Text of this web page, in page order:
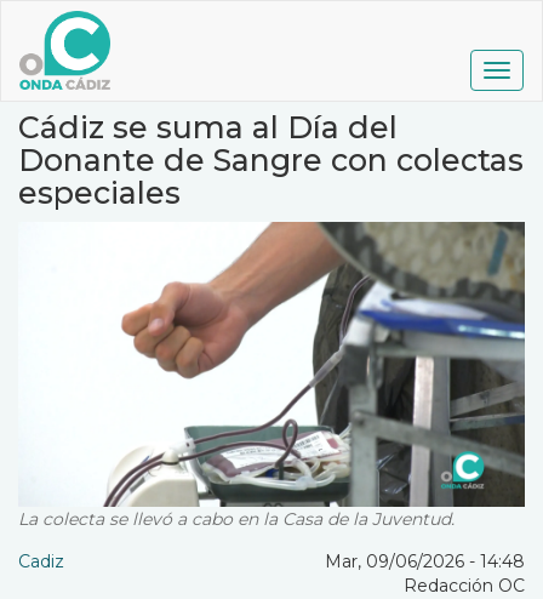
contenido
principal
Cádiz se suma al Día del
Donante de Sangre con colectas
especiales
La colecta se llevó a cabo en la Casa de la Juventud.
Cadiz
Mar, 09/06/2026 - 14:48
Redacción OC